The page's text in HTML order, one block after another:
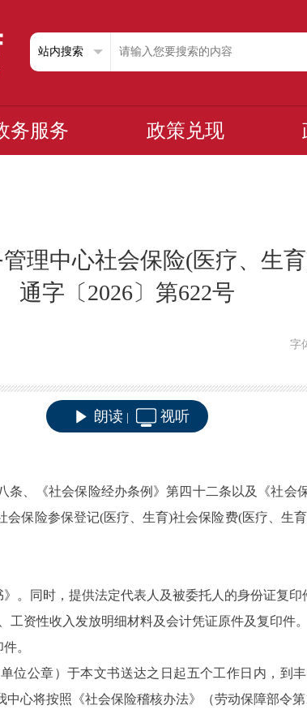
务服务 政策兑现
理中心社会保险(医疗、生
通字〔2026〕第622号
字
朗读 视听
、《社会保险经办条例》第四十二条以及《社会
保险参保登记(医疗、生育)社会保险费(医疗、生
。同时，提供法定代表人及被委托人的身份证复印
工资性收入发放明细材料及会计凭证原件及复印件。
。
位公章）于本文书送达之日起五个工作日内，到
心将按照《社会保险稽核办法》（劳动保障部令第